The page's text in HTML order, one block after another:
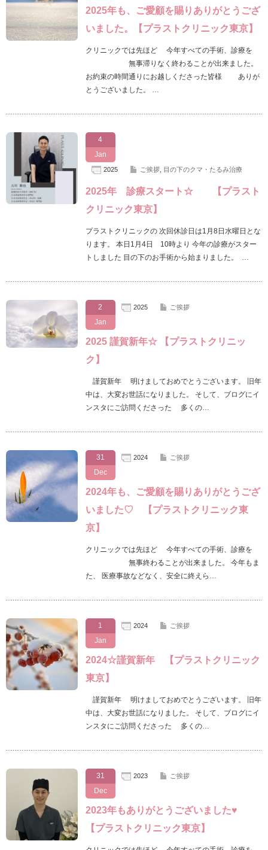
2025年も、ご愛顧を賜りありがとうござ
いました。【プラストクリニック東京】
クリニックでは先ほど 今年すべての手術、診療を
無事滞りなく終わることが出来ました。
お約束の時間通りにお越しくださった皆様 ありが
とうございました。 …
4
Jan
2025 ご挨拶, 目の下のクマ・たるみ治療
2025年 診療スタート☆ 【プラスト
クリニック東京】
プラストクリニックの 次回休診日は1月8日水曜日とな
ります。 本日1月4日 10時より 今年の診療がスター
トしました 目の下のお手術から始まりました。 …
2
Jan
2025 ご挨拶
2025 謹賀新年☆ 【プラストクリニッ
ク】
謹賀新年 明けましておめでとうございます。 旧年
中は、大変お世話になりました。 そして、ブログにイ
ンスタにご訪問くださった 多くの…
31
Dec
2024 ご挨拶
2024年も、ご愛顧を賜りありがとうござ
いました♡ 【プラストクリニック東
京】
クリニックでは先ほど 今年すべての手術、診療を
無事終わることが出来ました。 今年もま
た、 医療事故などなく、安全に終えら…
1
Jan
2024 ご挨拶
2024☆謹賀新年 【プラストクリニック
東京】
謹賀新年 明けましておめでとうございます。 旧年
中は、大変お世話になりました。 そして、ブログにイ
ンスタにご訪問くださった 多くの…
31
Dec
2023 ご挨拶
2023年もありがとうございました♥
【プラストクリニック東京】